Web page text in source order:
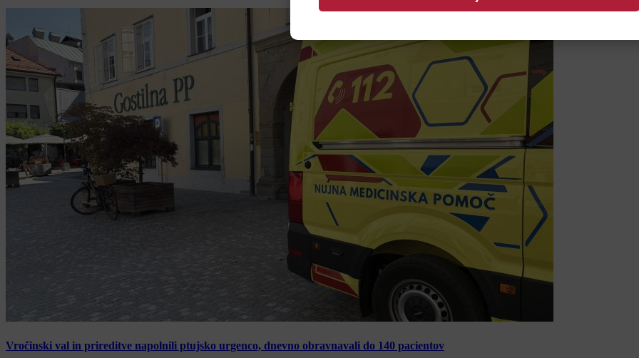
Vročinski val in prireditve napolnili ptujsko urgenco, dnevno obravnavali do 140 pacientov